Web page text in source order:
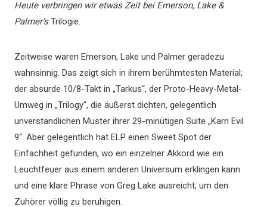
Heute verbringen wir etwas Zeit bei Emerson, Lake &
Palmer’sTrilogie.
Zeitweise waren Emerson, Lake und Palmer geradezu
wahnsinnig. Das zeigt sich in ihrem berühmtesten Material;
der absurde 10/8-Takt in „Tarkus“, der Proto-Heavy-Metal-
Umweg in „Trilogy“, die äußerst dichten, gelegentlich
unverständlichen Muster ihrer 29-minütigen Suite „Karn Evil
9“. Aber gelegentlich hat ELP einen Sweet Spot der
Einfachheit gefunden, wo ein einzelner Akkord wie ein
Leuchtfeuer aus einem anderen Universum erklingen kann
und eine klare Phrase von Greg Lake ausreicht, um den
Zuhörer völlig zu beruhigen.